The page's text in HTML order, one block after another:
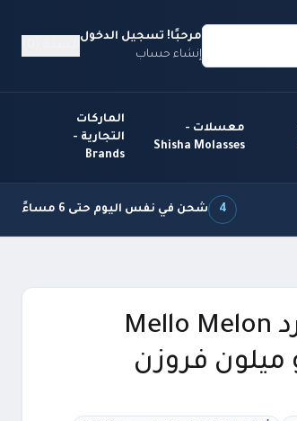
مرحبًا! تسجيل الدخول
إنشاء حساب
معسلات -
Shisha Molasses
الماركات
التجارية -
Brands
4 شحن في نفس اليوم حتى 6 مساءً
نكهة بطيخ توت بارد Mello Melon